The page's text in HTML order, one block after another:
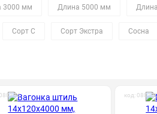
3000 мм Длина 5000 мм
Сорт С Сорт Экстра Сосна
код: